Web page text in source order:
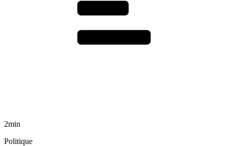
2min
Politique